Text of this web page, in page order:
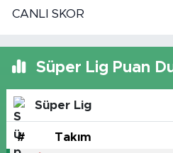
CANLI SKOR
Süper Lig Puan
Süper Lig
# Takım